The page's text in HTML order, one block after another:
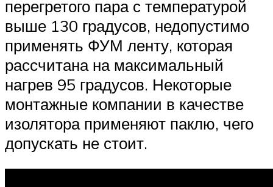
перегретого пара с температурой
выше 130 градусов, недопустимо
применять ФУМ ленту, которая
рассчитана на максимальный
нагрев 95 градусов. Некоторые
монтажные компании в качестве
изолятора применяют паклю, чего
допускать не стоит.